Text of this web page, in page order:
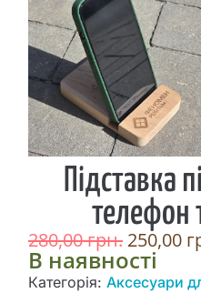
Підставка
телефон
280,00грн. 250,00
В наявності
Категорія: Аксесуари